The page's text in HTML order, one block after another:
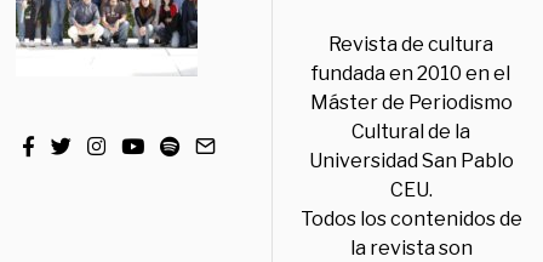
Revista de cultura
fundada en 2010 en el
Máster de Periodismo
Cultural de la
Universidad San Pablo
CEU.
Todos los contenidos de
la revista son